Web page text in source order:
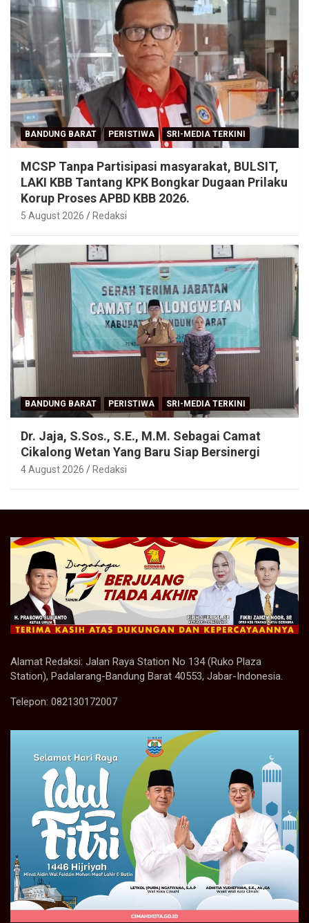
BANDUNG BARAT PERISTIWA SRI-MEDIA TERKINI
MCSP Tanpa Partisipasi masyarakat, BULSIT,
LAKI KBB Tantang KPK Bongkar Dugaan Prilaku
Korup Proses APBD KBB 2026.
5 August 2026 Redaksi
BANDUNG BARAT PERISTIWA SRI-MEDIA TERKINI
Dr. Jaja, S.Sos., S.E., M.M. Sebagai Camat
Cikalong Wetan Yang Baru Siap Bersinergi
4 August 2026 Redaksi
Alamat Redaksi: Jalan Raya Station No 134 (Ruko Plaza
Station), Padalarang-Bandung Barat 40553, Jabar-Indonesia.
Telepon: 082130172007